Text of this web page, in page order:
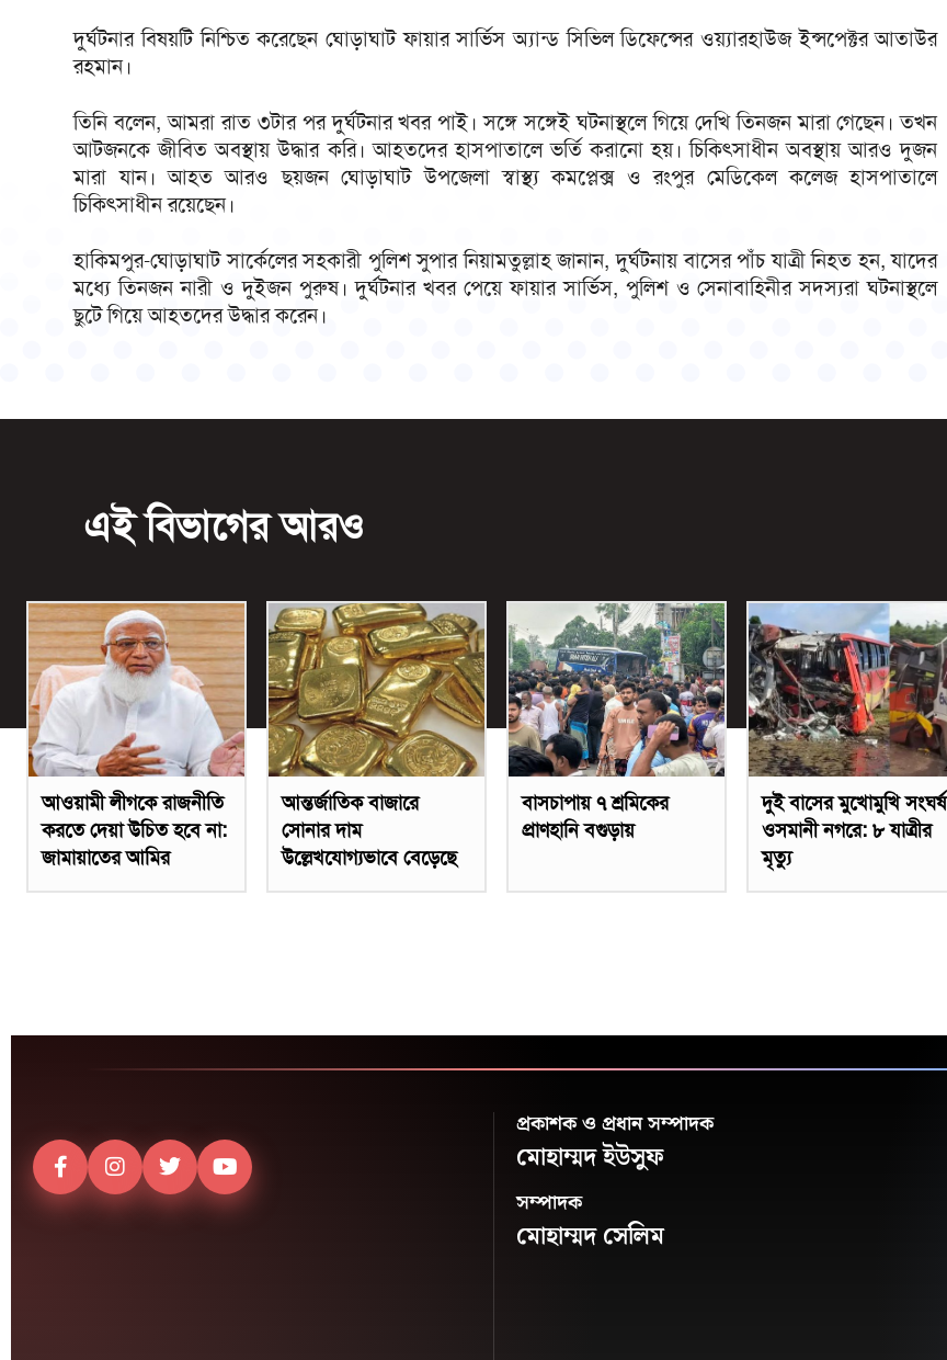
দুর্ঘটনার বিষয়টি নিশ্চিত করেছেন ঘোড়াঘাট ফায়ার সার্ভিস অ্যান্ড সিভিল ডিফেন্সের ওয়্যারহাউজ ইন্সপেক্টর আতাউর
রহমান।
তিনি বলেন, আমরা রাত ৩টার পর দুর্ঘটনার খবর পাই। সঙ্গে সঙ্গেই ঘটনাস্থলে গিয়ে দেখি তিনজন মারা গেছেন। তখন
আটজনকে জীবিত অবস্থায় উদ্ধার করি। আহতদের হাসপাতালে ভর্তি করানো হয়। চিকিৎসাধীন অবস্থায় আরও দুজন
মারা যান। আহত আরও ছয়জন ঘোড়াঘাট উপজেলা স্বাস্থ্য কমপ্লেক্স ও রংপুর মেডিকেল কলেজ হাসপাতালে
চিকিৎসাধীন রয়েছেন।
হাকিমপুর-ঘোড়াঘাট সার্কেলের সহকারী পুলিশ সুপার নিয়ামতুল্লাহ জানান, দুর্ঘটনায় বাসের পাঁচ যাত্রী নিহত হন, যাদের
মধ্যে তিনজন নারী ও দুইজন পুরুষ। দুর্ঘটনার খবর পেয়ে ফায়ার সার্ভিস, পুলিশ ও সেনাবাহিনীর সদস্যরা ঘটনাস্থলে
ছুটে গিয়ে আহতদের উদ্ধার করেন।
এই বিভাগের আরও
আওয়ামী লীগকে রাজনীতি
করতে দেয়া উচিত হবে না:
জামায়াতের আমির
আন্তর্জাতিক বাজারে
সোনার দাম
উল্লেখযোগ্যভাবে বেড়েছে
বাসচাপায় ৭ শ্রমিকের
প্রাণহানি বগুড়ায়
দুই বাসের মুখোমুখি সংঘর্ষ
ওসমানী নগরে: ৮ যাত্রীর
মৃত্যু
প্রকাশক ও প্রধান সম্পাদক
মোহাম্মদ ইউসুফ
সম্পাদক
মোহাম্মদ সেলিম